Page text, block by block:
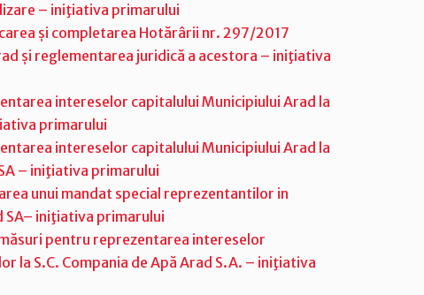
– iniţiativa primarului
și completarea Hotărârii nr. 297/2017
și reglementarea juridică a acestora – iniţiativa
intereselor capitalului Municipiului Arad la
primarului
intereselor capitalului Municipiului Arad la
– iniţiativa primarului
unui mandat special reprezentantilor in
SA– iniţiativa primarului
pentru reprezentarea intereselor
la S.C. Compania de Apă Arad S.A. – iniţiativa